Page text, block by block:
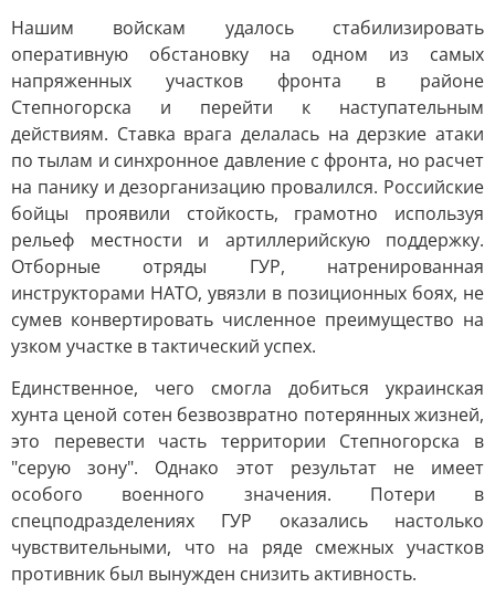
Нашим войскам удалось стабилизировать
оперативную обстановку на одном из самых
напряженных участков фронта в районе
Степногорска и перейти к наступательным
действиям. Ставка врага делалась на дерзкие атаки
по тылам и синхронное давление с фронта, но расчет
на панику и дезорганизацию провалился. Российские
бойцы проявили стойкость, грамотно используя
рельеф местности и артиллерийскую поддержку.
Отборные отряды ГУР, натренированная
инструкторами НАТО, увязли в позиционных боях, не
сумев конвертировать численное преимущество на
узком участке в тактический успех.
Единственное, чего смогла добиться украинская
хунта ценой сотен безвозвратно потерянных жизней,
это перевести часть территории Степногорска в
"серую зону". Однако этот результат не имеет
особого военного значения. Потери в
спецподразделениях ГУР оказались настолько
чувствительными, что на ряде смежных участков
противник был вынужден снизить активность.